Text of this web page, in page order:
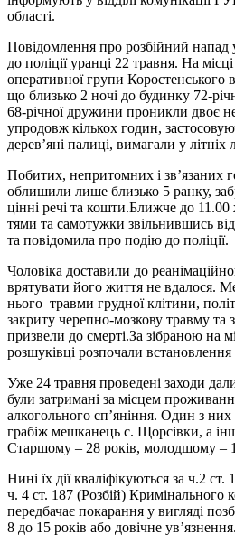
області.
Повідомлення про розбійний
до поліції уранці 22 травня. На
оперативної групи Коростенського
що близько 2 ночі до будинку 72-
68-річної дружини проникли двоє
упродовж кількох годин,
дерев’яні палиці, вимагали у
Побитих, непритомних і зв’язаних
облишили лише близько 5 ранку,
цінні речі та кошти.Ближче до
тями та самотужки звільнившись
та повідомила про подію до поліції.
Чоловіка доставили до
врятувати його життя не вдалося.
нього травми грудної клітини,
закриту черепно-мозкову травму та
призвели до смерті.За зібраною на
розшуківці розпочали встановлення
Уже 24 травня проведені заходи
були затримані за місцем
алкогольного сп’яніння. Один з
грабіж мешканець с. Щорсівки, а
Старшому – 28 років, молодшому –
Нині їх дії кваліфікуються за ч.2
ч. 4 ст. 187 (Розбій) Кримінального
передбачає покарання у вигляді
8 до 15 років або довічне ув’язнення.